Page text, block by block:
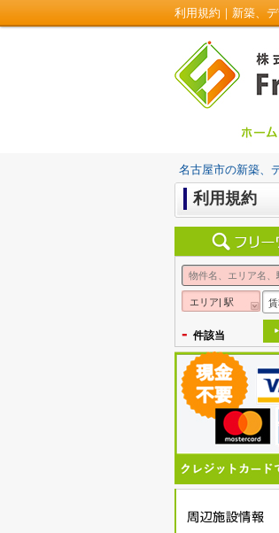
利用規約｜新築、
名古屋市の新築、
利用規約
エリア| 駅
- 件該当